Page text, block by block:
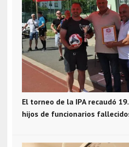
El torneo de la IPA recaudó
hijos de funcionarios